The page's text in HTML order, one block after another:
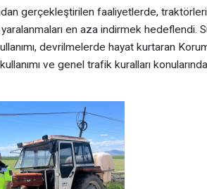
gerçekleştirilen faaliyetlerde,
yaralanmaları en aza indirmek hedeflendi.
devrilmelerde hayat kurtaran
ve genel trafik kuralları